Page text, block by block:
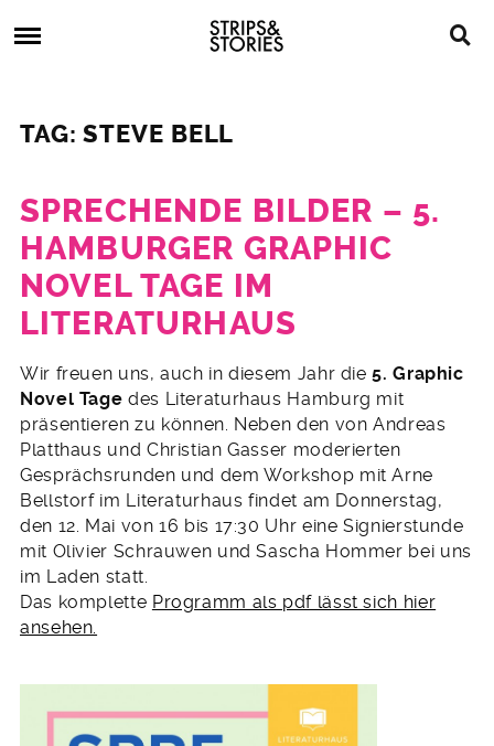
to
Strips
&
Stories
Comics,
TAG: STEVE BELL
SPRECHENDE BILDER – 5.
HAMBURGER GRAPHIC
NOVEL TAGE IM
LITERATURHAUS
14.
April
2016
Wir freuen uns, auch in diesem Jahr die5. Graphic
Novel Tage des Literaturhaus Hamburg mit
präsentieren zu können. Neben den von Andreas
Platthaus und Christian Gasser moderierten
Gesprächsrunden und dem Workshop mit Arne
Bellstorf im Literaturhaus findet am Donnerstag,
den 12. Mai von 16 bis 17:30 Uhr eine Signierstunde
mit Olivier Schrauwen und Sascha Hommer bei uns
im Laden statt.
Das komplette Programm als pdf lässt sich hier
ansehen.